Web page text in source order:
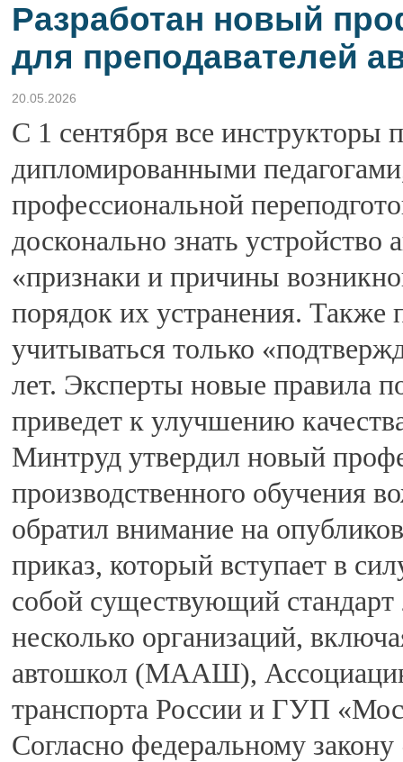
Разработан новый
для преподавателей
20.05.2026
С 1 сентября все
дипломированными
профессиональной
досконально знать устройство
«признаки и причины
порядок их устранения. Также
учитываться только
лет. Эксперты новые правила
приведет к улучшению
Минтруд утвердил новый
производственного обучения
обратил внимание на
приказ, который вступает в
собой существующий стандарт
несколько организаций,
автошкол (МААШ), Ассоциацию
транспорта России и ГУП
Согласно федеральному